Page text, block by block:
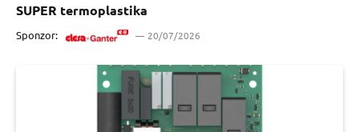
SUPER termoplastika
Sponzor: 20/07/2026